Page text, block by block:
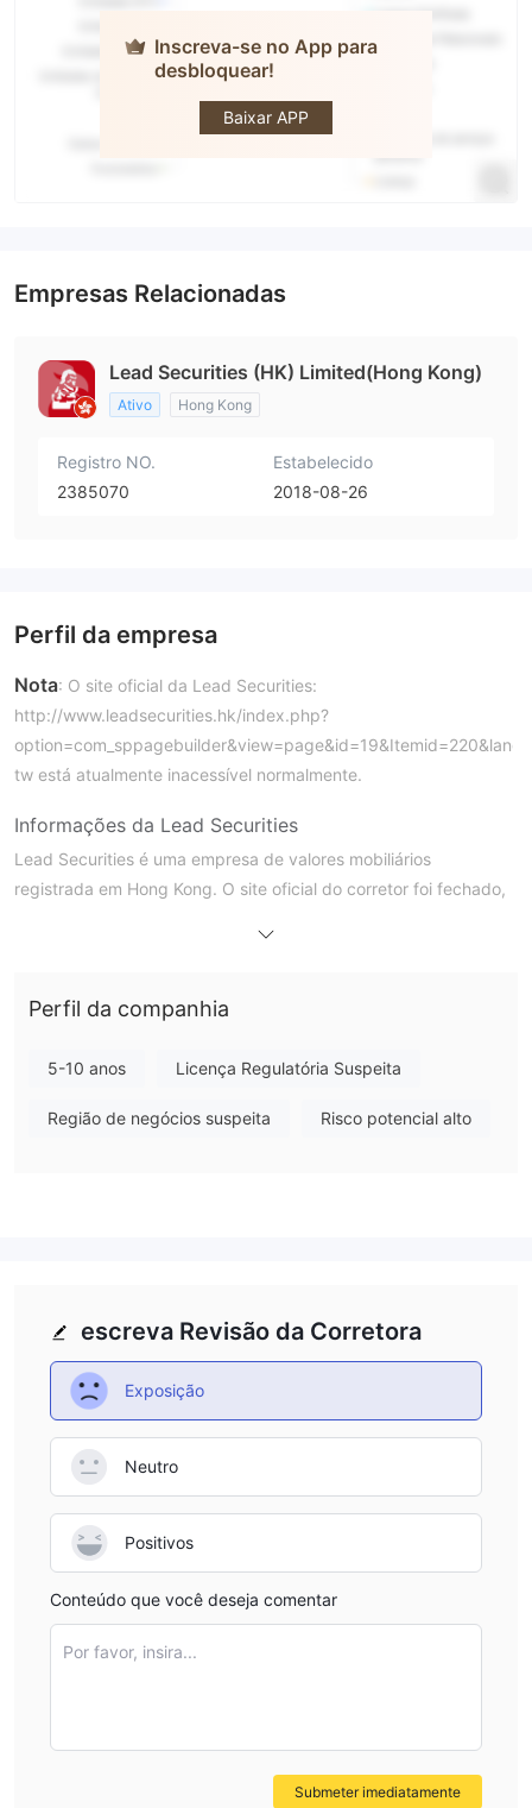
Inscreva-se no App para
desbloquear!
Baixar APP
Lead
Empresas Relacionadas
Lead Securities (HK) Limited(Hong Kong)
Ativo Hong Kong
Registro NO.
2385070
Estabelecido
2018-08-26
Perfil da empresa
Nota: O site oficial da Lead Securities:
http://www.leadsecurities.hk/index.php?
tw está atualmente inacessível normalmente.
Informações da Lead Securities
Lead Securities é uma empresa de valores mobiliários
registrada em Hong Kong. O site oficial do corretor foi fechado,
Lead Securities é legítimo?
de Valores Mobiliários e Futuros de Hong Kong (SFC), o status
comercial e reduzirá a segurança dos investimentos dos
acessibilidade.
Como a Lead Securities não explica mais informações sobre
transações, especialmente em relação a taxas e serviços, isso
trará grandes riscos e reduzirá a segurança das transações.
Preocupações regulatórias
A SFC regula a Lead Securities. No entanto, o status de Clone
Conclusão
Como o site oficial da Lead Securities não pode ser aberto, os
traders não podem obter mais informações sobre os serviços
informação melhora a segurança das transações.
Perfil da companhia
5-10 anos Licença Regulatória Suspeita
Região de negócios suspeita Risco potencial alto
escreva Revisão da Corretora
Exposição
Neutro
Positivos
Conteúdo que você deseja comentar
Por favor, insira...
Submeter imediatamente